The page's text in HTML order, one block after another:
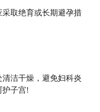
取绝育或长期避孕措
洁干燥，避免妇科炎
护子宫!